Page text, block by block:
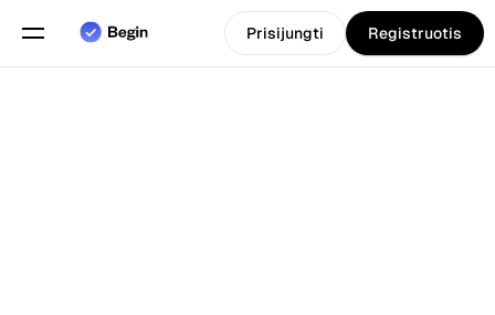
Prisijungti Registruotis